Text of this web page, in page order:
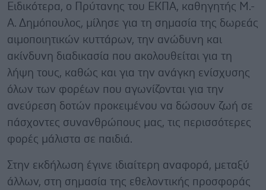
Ειδικότερα, ο Πρύτανης του ΕΚΠΑ, καθηγητής Μ.-
Α. Δημόπουλος, μίλησε για τη σημασία της δωρεάς
αιμοποιητικών κυττάρων, την ανώδυνη και
ακίνδυνη διαδικασία που ακολουθείται για τη
λήψη τους, καθώς και για την ανάγκη ενίσχυσης
όλων των φορέων που αγωνίζονται για την
ανεύρεση δοτών προκειμένου να δώσουν ζωή σε
πάσχοντες συνανθρώπους μας, τις περισσότερες
φορές μάλιστα σε παιδιά.
Στην εκδήλωση έγινε ιδιαίτερη αναφορά, μεταξύ
άλλων, στη σημασία της εθελοντικής προσφοράς